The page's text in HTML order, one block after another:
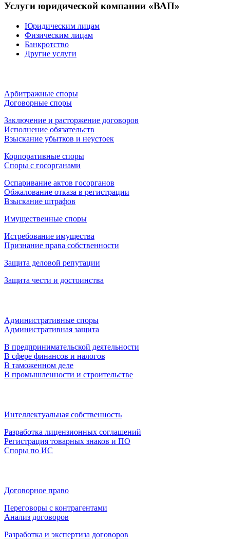
Услуги юридической компании «ВАП»
Юридическим лицам
Физическим лицам
Банкротство
Другие услуги
Арбитражные споры
Договорные споры
Заключение и расторжение договоров
Исполнение обязательств
Взыскание убытков и неустоек
Корпоративные споры
Споры с госорганами
Оспаривание актов госорганов
Обжалование отказа в регистрации
Взыскание штрафов
Имущественные споры
Истребование имущества
Признание права собственности
Защита деловой репутации
Защита чести и достоинства
Административные споры
Административная защита
В предпринимательской деятельности
В сфере финансов и налогов
В таможенном деле
В промышленности и строительстве
Интеллектуальная собственность
Разработка лицензионных соглашений
Регистрация товарных знаков и ПО
Споры по ИС
Договорное право
Переговоры с контрагентами
Анализ договоров
Разработка и экспертиза договоров